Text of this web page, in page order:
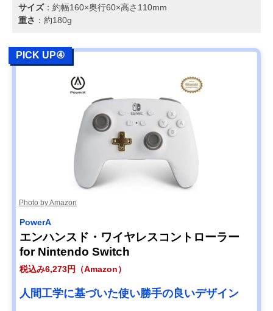
サイズ：約幅160×奥行60×高さ110mm
重さ ：約180g
PICK UP④
Photo by Amazon
PowerA
エンハンスド・ワイヤレスコントローラー
for Nintendo Switch
税込み6,273円（Amazon）
人間工学に基づいた使い勝手の良いデザイン